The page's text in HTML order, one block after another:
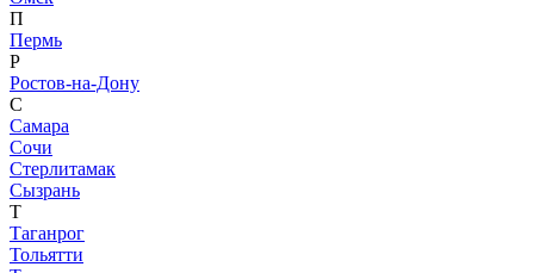
П
Пермь
Р
Ростов-на-Дону
С
Самара
Сочи
Стерлитамак
Сызрань
Т
Таганрог
Тольятти